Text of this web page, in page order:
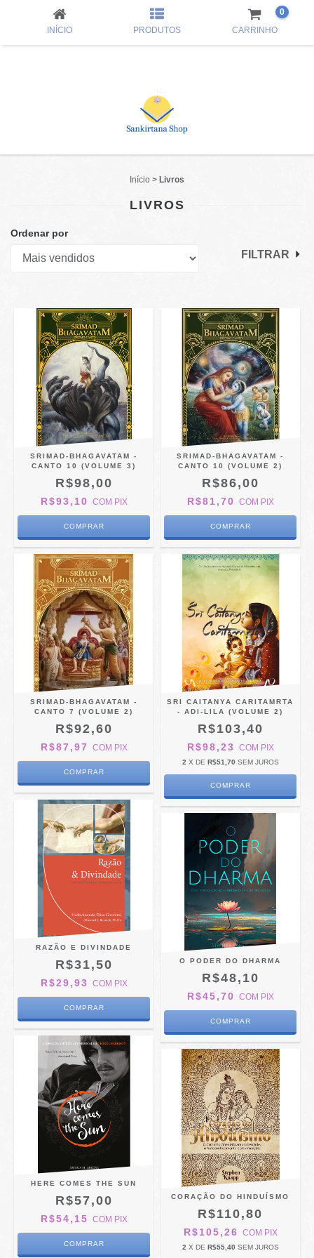
INÍCIO PRODUTOS CARRINHO
0
Início > Livros
LIVROS
Ordenar por
FILTRAR
SRIMAD-BHAGAVATAM -
CANTO 10 (VOLUME 3)
R$98,00
R$93,10 COM PIX
SRIMAD-BHAGAVATAM -
CANTO 10 (VOLUME 2)
R$86,00
R$81,70 COM PIX
SRIMAD-BHAGAVATAM -
CANTO 7 (VOLUME 2)
R$92,60
R$87,97 COM PIX
SRI CAITANYA CARITAMRTA
- ADI-LILA (VOLUME 2)
R$103,40
R$98,23 COM PIX
2 X DE R$51,70 SEM JUROS
RAZÃO E DIVINDADE
R$31,50
R$29,93 COM PIX
O PODER DO DHARMA
R$48,10
R$45,70 COM PIX
HERE COMES THE SUN
R$57,00
R$54,15 COM PIX
CORAÇÃO DO HINDUÍSMO
R$110,80
R$105,26 COM PIX
2 X DE R$55,40 SEM JUROS